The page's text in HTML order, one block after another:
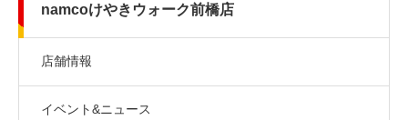
namcoけやきウォーク前橋店
店舗情報
イベント&ニュース